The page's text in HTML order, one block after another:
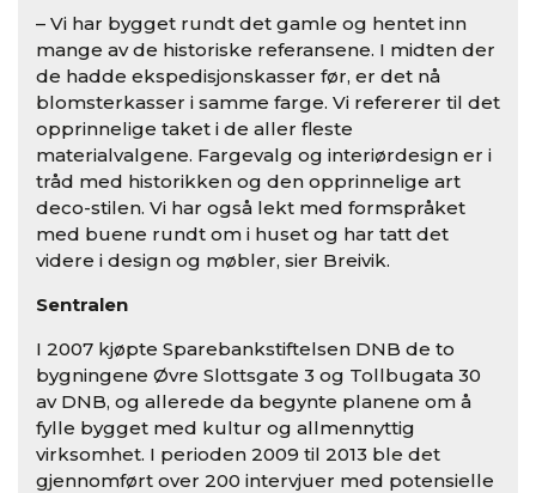
– Vi har bygget rundt det gamle og hentet inn
mange av de historiske referansene. I midten der
de hadde ekspedisjonskasser før, er det nå
blomsterkasser i samme farge. Vi refererer til det
opprinnelige taket i de aller fleste
materialvalgene. Fargevalg og interiørdesign er i
tråd med historikken og den opprinnelige art
deco-stilen. Vi har også lekt med formspråket
med buene rundt om i huset og har tatt det
videre i design og møbler, sier Breivik.
Sentralen
I 2007 kjøpte Sparebankstiftelsen DNB de to
bygningene Øvre Slottsgate 3 og Tollbugata 30
av DNB, og allerede da begynte planene om å
fylle bygget med kultur og allmennyttig
virksomhet. I perioden 2009 til 2013 ble det
gjennomført over 200 intervjuer med potensielle